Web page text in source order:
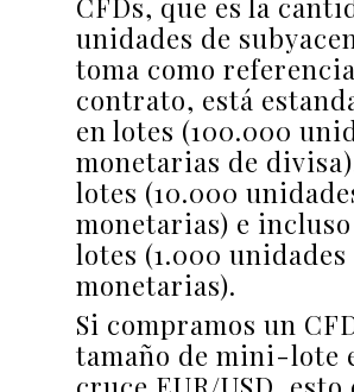
CFDs, que es la
unidades de
toma como
contrato, está
en lotes (100.000
monetarias de
lotes (10.000
monetarias) e
lotes (1.000 unidades
monetarias).
Si compramos un
tamaño de mini-lote